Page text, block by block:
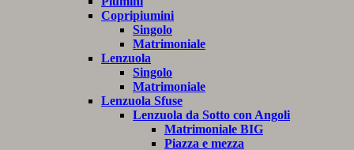
Copripiumini
Singolo
Matrimoniale
Lenzuola
Singolo
Matrimoniale
Lenzuola Sfuse
Lenzuola da Sotto con Angoli
Matrimoniale BIG
Piazza e mezza